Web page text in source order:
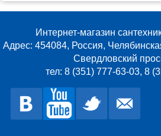
Напольные (компакт)
безободковый
Интернет-магазин
Адрес: 454084, Россия,
Свердловский
тел: 8 (351) 777-63-03, 8